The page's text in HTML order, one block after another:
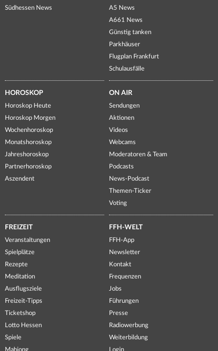
Südhessen News
A5 News
A661 News
Günstig tanken
Parkhäuser
Flugplan Frankfurt
Schulausfälle
HOROSKOP
Horoskop Heute
Horoskop Morgen
Wochenhoroskop
Monatshoroskop
Jahreshoroskop
Partnerhoroskop
Aszendent
ON AIR
Sendungen
Aktionen
Videos
Webcams
Moderatoren & Team
Podcasts
News-Podcast
Themen-Ticker
Voting
FREIZEIT
Veranstaltungen
Spielplätze
Rezepte
Meditation
Ausflugsziele
Freizeit-Tipps
Ticketshop
Lotto Hessen
Spiele
FFH-WELT
FFH-App
Newsletter
Kontakt
Frequenzen
Jobs
Führungen
Presse
Radiowerbung
Weiterbildung